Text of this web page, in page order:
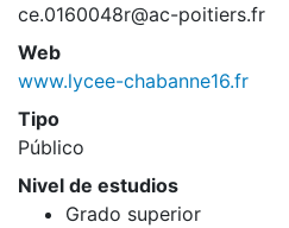
ce.0160048r@ac-poitiers.fr
Web
www.lycee-chabanne16.fr
Tipo
Público
Nivel de estudios
Grado superior